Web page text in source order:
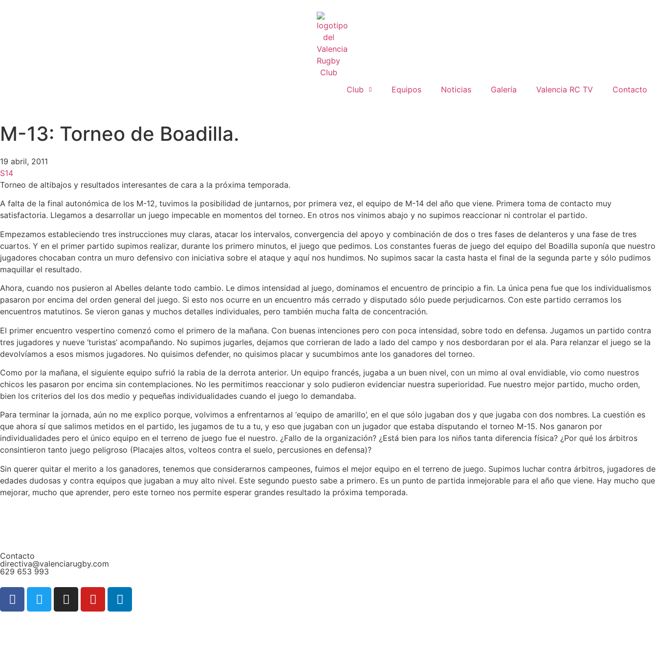
Club Equipos Noticias Galería Valencia RC TV Contacto
M-13: Torneo de Boadilla.
19 abril, 2011
S14
Torneo de altibajos y resultados interesantes de cara a la próxima temporada.
A falta de la final autonómica de los M-12, tuvimos la posibilidad de juntarnos, por primera vez, el equipo de M-14 del año que viene. Primera toma de contacto muy
satisfactoria. Llegamos a desarrollar un juego impecable en momentos del torneo. En otros nos vinimos abajo y no supimos reaccionar ni controlar el partido.
Empezamos estableciendo tres instrucciones muy claras, atacar los intervalos, convergencia del apoyo y combinación de dos o tres fases de delanteros y una fase de tres
cuartos. Y en el primer partido supimos realizar, durante los primero minutos, el juego que pedimos. Los constantes fueras de juego del equipo del Boadilla suponía que nuestro
jugadores chocaban contra un muro defensivo con iniciativa sobre el ataque y aquí nos hundimos. No supimos sacar la casta hasta el final de la segunda parte y sólo pudimos
maquillar el resultado.
Ahora, cuando nos pusieron al Abelles delante todo cambio. Le dimos intensidad al juego, dominamos el encuentro de principio a fin. La única pena fue que los individualismos
pasaron por encima del orden general del juego. Si esto nos ocurre en un encuentro más cerrado y disputado sólo puede perjudicarnos. Con este partido cerramos los
encuentros matutinos. Se vieron ganas y muchos detalles individuales, pero también mucha falta de concentración.
El primer encuentro vespertino comenzó como el primero de la mañana. Con buenas intenciones pero con poca intensidad, sobre todo en defensa. Jugamos un partido contra
tres jugadores y nueve ‘turistas’ acompañando. No supimos jugarles, dejamos que corrieran de lado a lado del campo y nos desbordaran por el ala. Para relanzar el juego se la
devolvíamos a esos mismos jugadores. No quisimos defender, no quisimos placar y sucumbimos ante los ganadores del torneo.
Como por la mañana, el siguiente equipo sufrió la rabia de la derrota anterior. Un equipo francés, jugaba a un buen nivel, con un mimo al oval envidiable, vio como nuestros
chicos les pasaron por encima sin contemplaciones. No les permitimos reaccionar y solo pudieron evidenciar nuestra superioridad. Fue nuestro mejor partido, mucho orden,
bien los criterios del los dos medio y pequeñas individualidades cuando el juego lo demandaba.
Para terminar la jornada, aún no me explico porque, volvimos a enfrentarnos al ‘equipo de amarillo’, en el que sólo jugaban dos y que jugaba con dos nombres. La cuestión es
que ahora sí que salimos metidos en el partido, les jugamos de tu a tu, y eso que jugaban con un jugador que estaba disputando el torneo M-15. Nos ganaron por
individualidades pero el único equipo en el terreno de juego fue el nuestro. ¿Fallo de la organización? ¿Está bien para los niños tanta diferencia física? ¿Por qué los árbitros
consintieron tanto juego peligroso (Placajes altos, volteos contra el suelo, percusiones en defensa)?
Sin querer quitar el merito a los ganadores, tenemos que considerarnos campeones, fuimos el mejor equipo en el terreno de juego. Supimos luchar contra árbitros, jugadores de
edades dudosas y contra equipos que jugaban a muy alto nivel. Este segundo puesto sabe a primero. Es un punto de partida inmejorable para el año que viene. Hay mucho que
mejorar, mucho que aprender, pero este torneo nos permite esperar grandes resultado la próxima temporada.
Contacto
directiva@valenciarugby.com
629 653 993